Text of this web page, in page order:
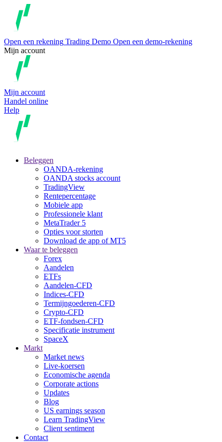
Open een rekening Trading Demo Open een demo-rekening
Mijn account
Mijn account
Handel online
Help
Beleggen
OANDA-rekening
OANDA stocks account
TradingView
Rentepercentage
Mobiele app
Professionele klant
MetaTrader 5
Opties voor storten
Download de app of MT5
Waar te beleggen
Forex
Aandelen
ETFs
Aandelen-CFD
Indices-CFD
Termijngoederen-CFD
Crypto-CFD
ETF-fondsen-CFD
Specificatie instrument
SpaceX
Markt
Market news
Live-koersen
Economische agenda
Corporate actions
Updates
Blog
US earnings season
Learn TradingView
Client sentiment
Contact